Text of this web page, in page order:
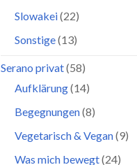
Slowakei(22)
Sonstige(13)
Serano privat(58)
Aufklärung(14)
Begegnungen(8)
Vegetarisch & Vegan(9)
Was mich bewegt(24)